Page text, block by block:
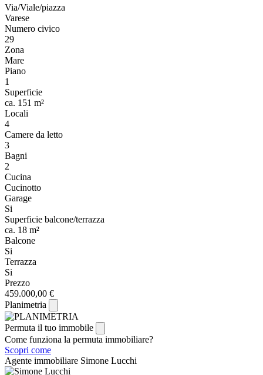
Via/Viale/piazza
Varese
Numero civico
29
Zona
Mare
Piano
1
Superficie
ca. 151 m²
Locali
4
Camere da letto
3
Bagni
2
Cucina
Cucinotto
Garage
Si
Superficie balcone/terrazza
ca. 18 m²
Balcone
Si
Terrazza
Si
Prezzo
459.000,00 €
Planimetria
Permuta il tuo immobile
Come funziona la permuta immobiliare?
Scopri come
Agente immobiliare Simone Lucchi